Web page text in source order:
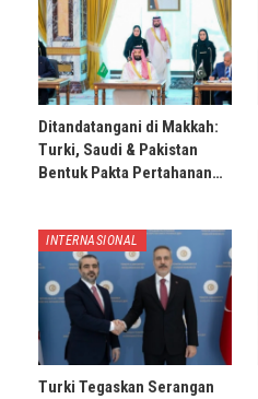
Ditandatangani di Makkah:
Turki, Saudi & Pakistan
Bentuk Pakta Pertahanan…
INTERNASIONAL
Turki Tegaskan Serangan